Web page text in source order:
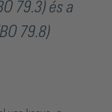
79.3) és a
79.8)